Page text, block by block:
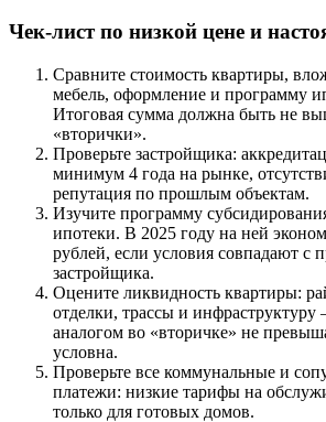
Чек-лист по низкой цене и
Сравните стоимость квартиры,
мебель, оформление и программу
Итоговая сумма должна быть не
«вторички».
Проверьте застройщика:
минимум 4 года на рынке,
репутация по прошлым объектам.
Изучите программу
ипотеки. В 2025 году на ней
рублей, если условия совпадают с
застройщика.
Оцените ликвидность квартиры:
отделки, трассы и
аналогом во «вторичке» не
условна.
Проверьте все коммунальные и
платежи: низкие тарифы на
только для готовых домов.